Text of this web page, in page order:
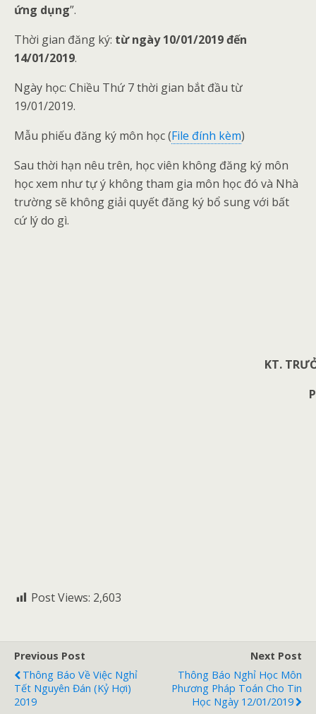
ứng dụng”.
Thời gian đăng ký: từ ngày 10/01/2019 đến
14/01/2019.
Ngày học: Chiều Thứ 7 thời gian bắt đầu từ
19/01/2019.
Mẫu phiếu đăng ký môn học (File đính kèm)
Sau thời hạn nêu trên, học viên không đăng ký môn
học xem như tự ý không tham gia môn học đó và Nhà
trường sẽ không giải quyết đăng ký bổ sung với bất
cứ lý do gì.
KT.
Post Views: 2,603
Previous Post
Thông Báo Về Việc Nghỉ
Tết Nguyên Đán (Kỷ Hợi)
2019
Next Post
Thông Báo Nghỉ Học Môn
Phương Pháp Toán Cho Tin
Học Ngày 12/01/2019